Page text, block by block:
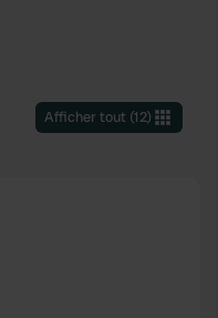
Afficher tout(12)